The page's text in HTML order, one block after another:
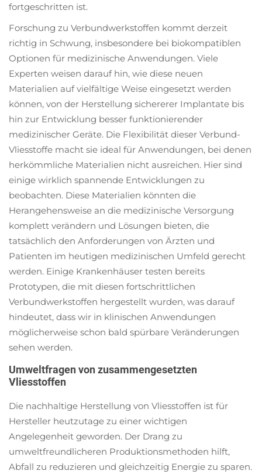
fortgeschritten ist.
Forschung zu Verbundwerkstoffen kommt derzeit
richtig in Schwung, insbesondere bei biokompatiblen
Optionen für medizinische Anwendungen. Viele
Experten weisen darauf hin, wie diese neuen
Materialien auf vielfältige Weise eingesetzt werden
können, von der Herstellung sichererer Implantate bis
hin zur Entwicklung besser funktionierender
medizinischer Geräte. Die Flexibilität dieser Verbund-
Vliesstoffe macht sie ideal für Anwendungen, bei denen
herkömmliche Materialien nicht ausreichen. Hier sind
einige wirklich spannende Entwicklungen zu
beobachten. Diese Materialien könnten die
Herangehensweise an die medizinische Versorgung
komplett verändern und Lösungen bieten, die
tatsächlich den Anforderungen von Ärzten und
Patienten im heutigen medizinischen Umfeld gerecht
werden. Einige Krankenhäuser testen bereits
Prototypen, die mit diesen fortschrittlichen
Verbundwerkstoffen hergestellt wurden, was darauf
hindeutet, dass wir in klinischen Anwendungen
möglicherweise schon bald spürbare Veränderungen
sehen werden.
Umweltfragen von zusammengesetzten
Vliesstoffen
Die nachhaltige Herstellung von Vliesstoffen ist für
Hersteller heutzutage zu einer wichtigen
Angelegenheit geworden. Der Drang zu
umweltfreundlicheren Produktionsmethoden hilft,
Abfall zu reduzieren und gleichzeitig Energie zu sparen.